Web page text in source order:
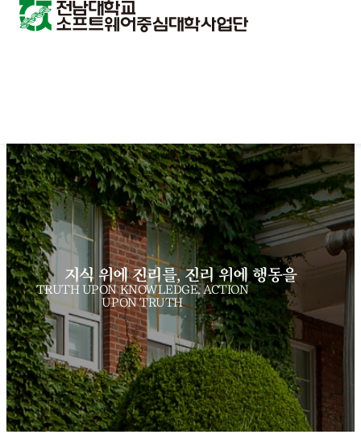
지식 위에 진리를, 진리 위에 행동을
TRUTH UPON KNOWLEDGE, ACTION
UPON TRUTH